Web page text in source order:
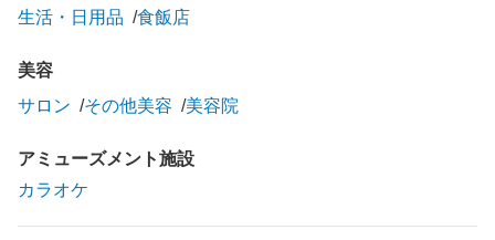
生活・日用品 食飯店
美容
サロン
その他美容 美容院
アミューズメント施設
カラオケ